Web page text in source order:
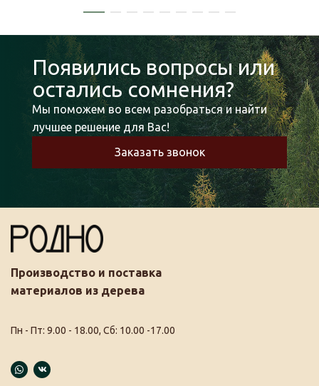
Появились вопросы или
остались сомнения?
Мы поможем во всем разобраться и найти
лучшее решение для Вас!
Заказать звонок
Производство и поставка
материалов из дерева
Пн - Пт: 9.00 - 18.00, Сб: 10.00 -17.00